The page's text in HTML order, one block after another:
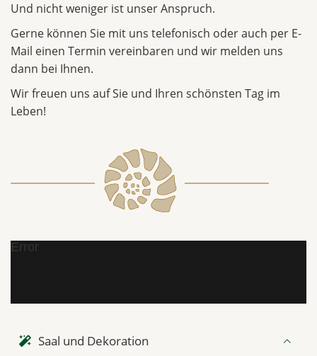
Und nicht weniger ist unser Anspruch.
Gerne können Sie mit uns telefonisch oder auch per E-
Mail einen Termin vereinbaren und wir melden uns
dann bei Ihnen.
Wir freuen uns auf Sie und Ihren schönsten Tag im
Leben!
Error
Saal und Dekoration